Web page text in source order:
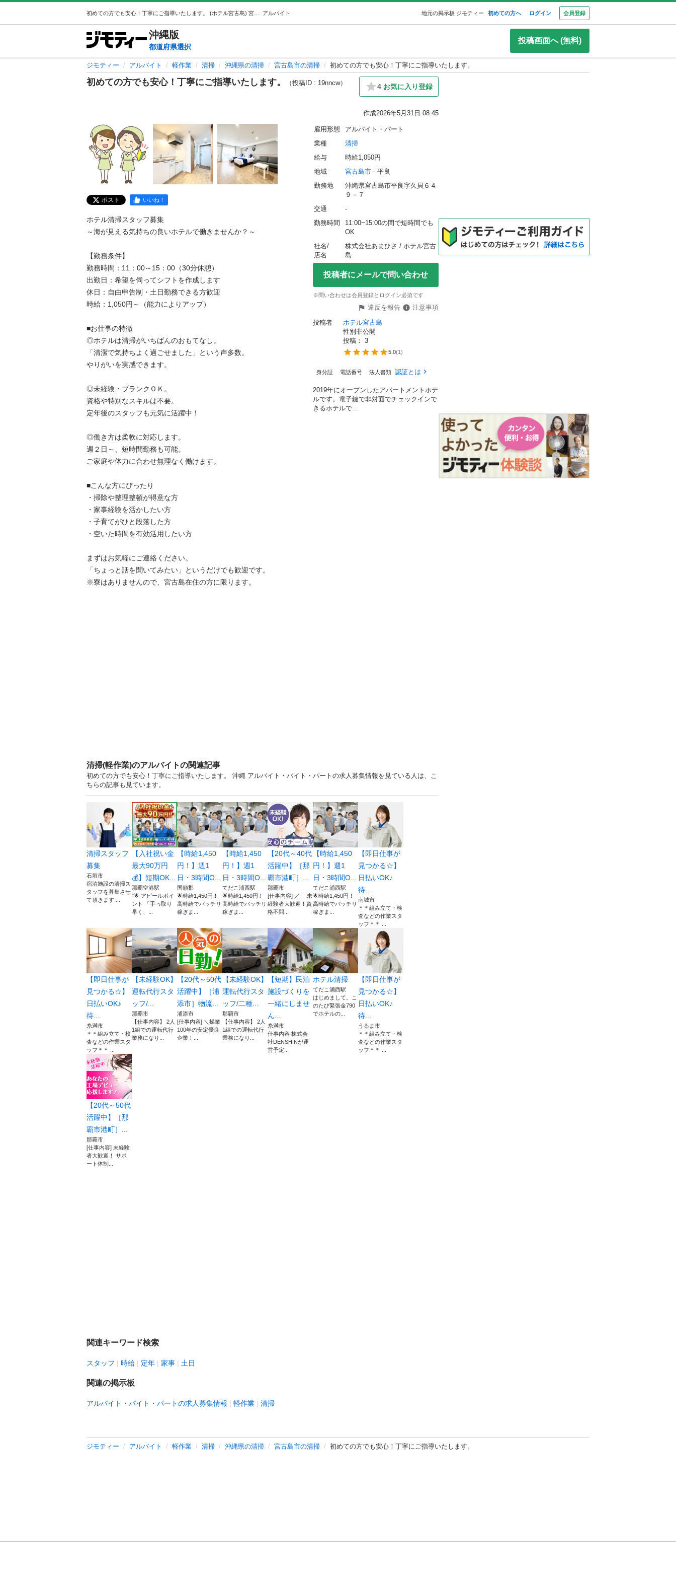
アルバイト 地元の掲示板 ジモティー 初めての方へ ログイン 会員登録
沖縄版
都道府県選択
投稿画面へ (無料)
ジモティー アルバイト 軽作業 清掃 沖縄県の清掃 宮古島市の清掃 初めての方でも安心！丁寧にご指導いたします。
初めての方でも安心！丁寧にご指導いたします。 （投稿ID : 19nncw） 4 お気に入り登録
作成2026年5月31日 08:45
ポスト いいね！
ホテル清掃スタッフ募集
～海が見える気持ちの良いホテルで働きませんか？～
【勤務条件】
勤務時間：11：00～15：00（30分休憩）
出勤日：希望を伺ってシフトを作成します
休日：自由申告制・土日勤務できる方歓迎
時給：1,050円～（能力によりアップ）
■お仕事の特徴
◎ホテルは清掃がいちばんのおもてなし。
「清潔で気持ちよく過ごせました」という声多数。
やりがいを実感できます。
◎未経験・ブランクＯＫ。
資格や特別なスキルは不要。
定年後のスタッフも元気に活躍中！
◎働き方は柔軟に対応します。
週２日～、短時間勤務も可能。
ご家庭や体力に合わせ無理なく働けます。
■こんな方にぴったり
・掃除や整理整頓が得意な方
・家事経験を活かしたい方
・子育てがひと段落した方
・空いた時間を有効活用したい方
まずはお気軽にご連絡ください。
「ちょっと話を聞いてみたい」というだけでも歓迎です。
雇用形態
アルバイト・パート
業種
清掃
給与
時給1,050円
地域
宮古島市 - 平良
勤務地
沖縄県宮古島市平良字久貝６４
９－７
交通
-
勤務時間
11:00~15:00の間で短時間でも
OK
社名/
店名
株式会社あまひさ / ホテル宮古
島
投稿者にメールで問い合わせ
※問い合わせは会員登録とログイン必須です
違反を報告
注意事項
投稿者
ホテル宮古島
性別非公開
投稿： 3
5.0(1)
身分証 電話番号 法人書類 認証とは
2019年にオープンしたアパートメントホテ
ルです。電子鍵で非対面でチェックインで
きるホテルで...
清掃(軽作業)のアルバイトの関連記事
初めての方でも安心！丁寧にご指導いたします。 沖縄 アルバイト・バイト・パートの求人募集情報を見ている人は、こ
ちらの記事も見ています。
清掃スタッフ
募集
石垣市
宿泊施設の清掃ス
タッフを募集させ
て頂きます ...
【入社祝い金
最大90万円
💰】短期OK...
那覇空港駅
"🌟 アピールポイ
ント 「手っ取り
早く、...
【時給1,450
円！】週1
日・3時間O...
国頭郡
🌟時給1,450円！
高時給でバッチリ
稼ぎま...
【時給1,450
円！】週1
日・3時間O...
てだこ浦西駅
🌟時給1,450円！
高時給でバッチリ
稼ぎま...
【20代～40代
活躍中】［那
覇市港町］...
那覇市
[仕事内容] ／ 未
経験者大歓迎！資
格不問...
【時給1,450
円！】週1
日・3時間O...
てだこ浦西駅
🌟時給1,450円！
高時給でバッチリ
稼ぎま...
【即日仕事が
見つかる☆】
日払いOK♪
待...
南城市
＊＊組み立て・検
査などの作業スタ
ッフ＊＊ ...
【即日仕事が
見つかる☆】
日払いOK♪
待...
糸満市
＊＊組み立て・検
査などの作業スタ
ッフ＊＊ ...
【未経験OK】
運転代行スタ
ッフ/...
那覇市
【仕事内容】 2人
1組での運転代行
業務になり...
【20代～50代
活躍中】［浦
添市］物流...
浦添市
[仕事内容] ＼操業
100年の安定優良
企業！...
【未経験OK】
運転代行スタ
ッフ/二種...
那覇市
【仕事内容】 2人
1組での運転代行
業務になり...
【短期】民泊
施設づくりを
一緒にしませ
ん...
糸満市
仕事内容 株式会
社DENSHINが運
営予定...
ホテル清掃
てだこ浦西駅
はじめまして。こ
のたび緊張金790
でホテルの...
【即日仕事が
見つかる☆】
日払いOK♪
待...
うるま市
＊＊組み立て・検
査などの作業スタ
ッフ＊＊ ...
【20代～50代
活躍中】［那
覇市港町］...
那覇市
[仕事内容] 未経験
者大歓迎！ サポ
ート体制...
関連キーワード検索
スタッフ 時給 定年 家事 土日
関連の掲示板
アルバイト・バイト・パートの求人募集情報 軽作業 清掃
ジモティー アルバイト 軽作業 清掃 沖縄県の清掃 宮古島市の清掃 初めての方でも安心！丁寧にご指導いたします。